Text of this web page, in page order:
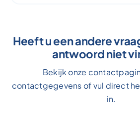
Heeft u een andere
antwoord niet
Bekijk onze
contactgegevens of vul direct
in.